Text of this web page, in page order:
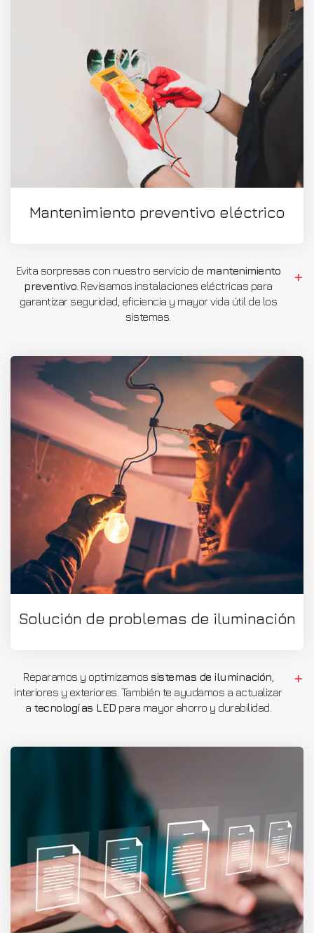
Mantenimiento preventivo eléctrico
Evita sorpresas con nuestro servicio de mantenimiento
preventivo . Revisamos instalaciones eléctricas para
garantizar seguridad, eficiencia y mayor vida útil de los
sistemas.
Solución de problemas de iluminación
Reparamos y optimizamos sistemas de iluminación
interiores y exteriores. También te ayudamos a actualizar
a tecnologías LED para mayor ahorro y durabilidad.